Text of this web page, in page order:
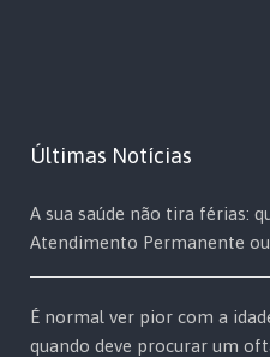
Últimas Notícias
A sua saúde não tira férias:
Atendimento Permanente
É normal ver pior com a
quando deve procurar um